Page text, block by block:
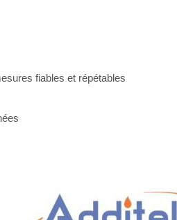
fiables et répétables